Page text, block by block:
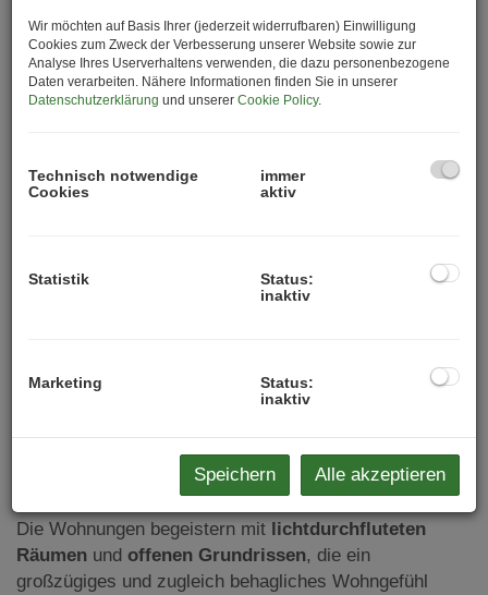
Es entstehen Wohnungen von2 bis 4 Zimmern mit
großzügigen Grundrissen, lichtdurchfluteten Räumen,
Designer-Küchen,modernen Bädern
für ein modernes Wohngefühl.
Wohnkomfort
Lichtdurchflutete Wohnungen, offene Grundrisse,
moderne Bäder, Fußbodenheizung, Smart Home
Perfekte öffentliche Verkehrsanbindung: U3,
Straßenbahn & Bus
Naherholung & Freizeit: Parks, Jogging- und
Radwege, Sportvereine, Kulturangebote
Die Wohnungen begeistern mit lichtdurchfluteten
Räumen und offenen Grundrissen, die ein
großzügiges und zugleich behagliches Wohngefühl
Wir möchten auf Basis Ihrer (jederzeit widerrufbaren) Einwilligung
Cookies zum Zweck der Verbesserung unserer Website sowie zur
Analyse Ihres Userverhaltens verwenden, die dazu personenbezogene
Daten verarbeiten. Nähere Informationen finden Sie in unserer
Datenschutzerklärung und unserer Cookie Policy.
Technisch notwendige
Cookies
immer
aktiv
Statistik
Status:
inaktiv
Marketing
Status:
inaktiv
Speichern Alle akzeptieren